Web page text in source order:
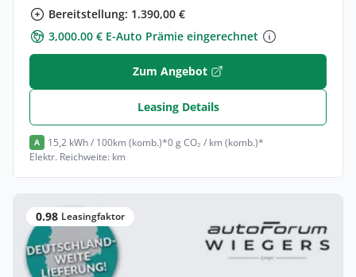
Bereitstellung: 1.390,00 €
3,000.00 € E-Auto Prämie eingerechnet
Zum Angebot
Leasing Details
A 15,2 kWh / 100km (komb.)*0 g CO₂ / km (komb.)*
Elektr. Reichweite: km
0.98 Leasingfaktor